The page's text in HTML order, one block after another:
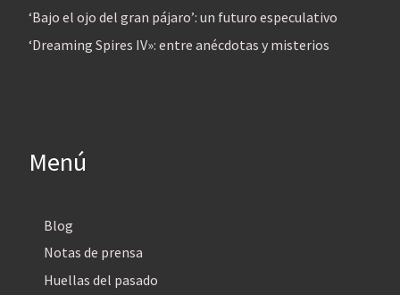
‘Bajo el ojo del gran pájaro’: un futuro especulativo
‘Dreaming Spires IV»: entre anécdotas y misterios
Menú
Blog
Notas de prensa
Huellas del pasado